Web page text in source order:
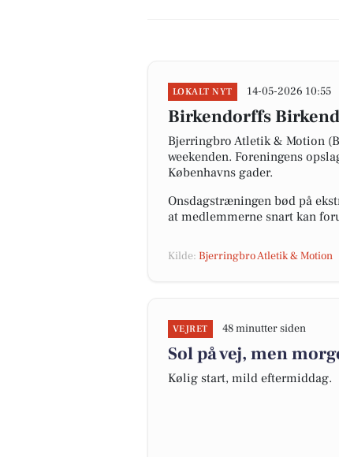
LOKALT NYT 14-05-2026 10:55
Birkendorffs
Bjerringbro Atletik & Motion
weekenden. Foreningens
Københavns gader.
Onsdagstræningen bød på
at medlemmerne snart kan
Kilde: Bjerringbro Atletik & Motion
VEJRET 48 minutter siden
Sol på vej, men
Kølig start, mild eftermiddag.